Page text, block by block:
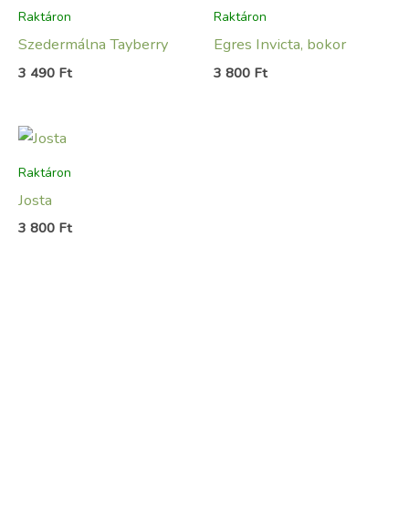
Raktáron
Szedermálna Tayberry
3 490 Ft
Raktáron
Egres Invicta, bokor
3 800 Ft
Raktáron
Josta
3 800 Ft